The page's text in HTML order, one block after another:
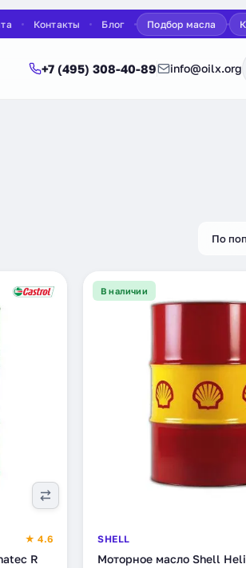
Контакты Блог Подбор масла
+7 (495) 308-40-89 info@oilx.org
По
★ 4.6
R
В наличии
SHELL
Моторное масло Shell